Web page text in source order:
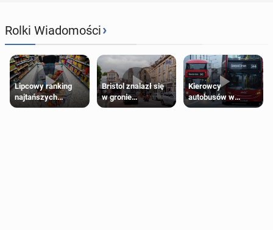
Rolki Wiadomości›
Lipcowy ranking
najtańszych
supermarketów
Bristol znalazł się
w gronie
najlepszych
Kierowcy
autobusów w
Londynie